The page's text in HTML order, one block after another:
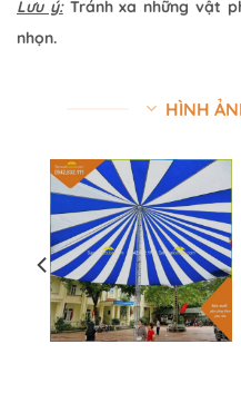
Lưu ý:Tránh xa những vật
nhọn.
HÌNH